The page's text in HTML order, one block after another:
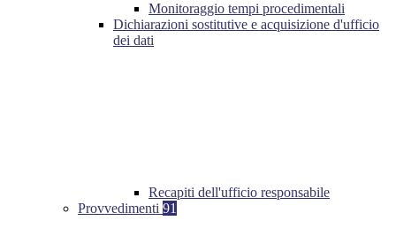
Monitoraggio tempi procedimentali
Dichiarazioni sostitutive e acquisizione d'ufficio
dei dati
Recapiti dell'ufficio responsabile
Provvedimenti 91